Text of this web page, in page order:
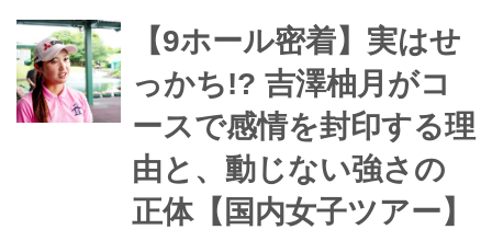
【9ホール密着】実はせ
っかち!? 吉澤柚月がコ
ースで感情を封印する理
由と、動じない強さの
正体【国内女子ツアー】